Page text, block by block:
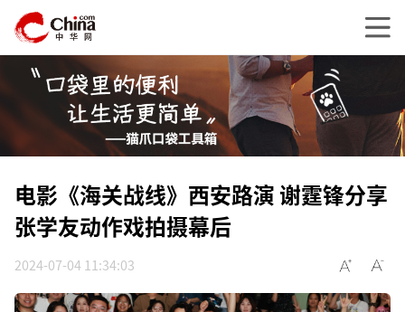
电影《海关战线》西安路演 谢霆锋分享
张学友动作戏拍摄幕后
2024-07-04 11:34:03